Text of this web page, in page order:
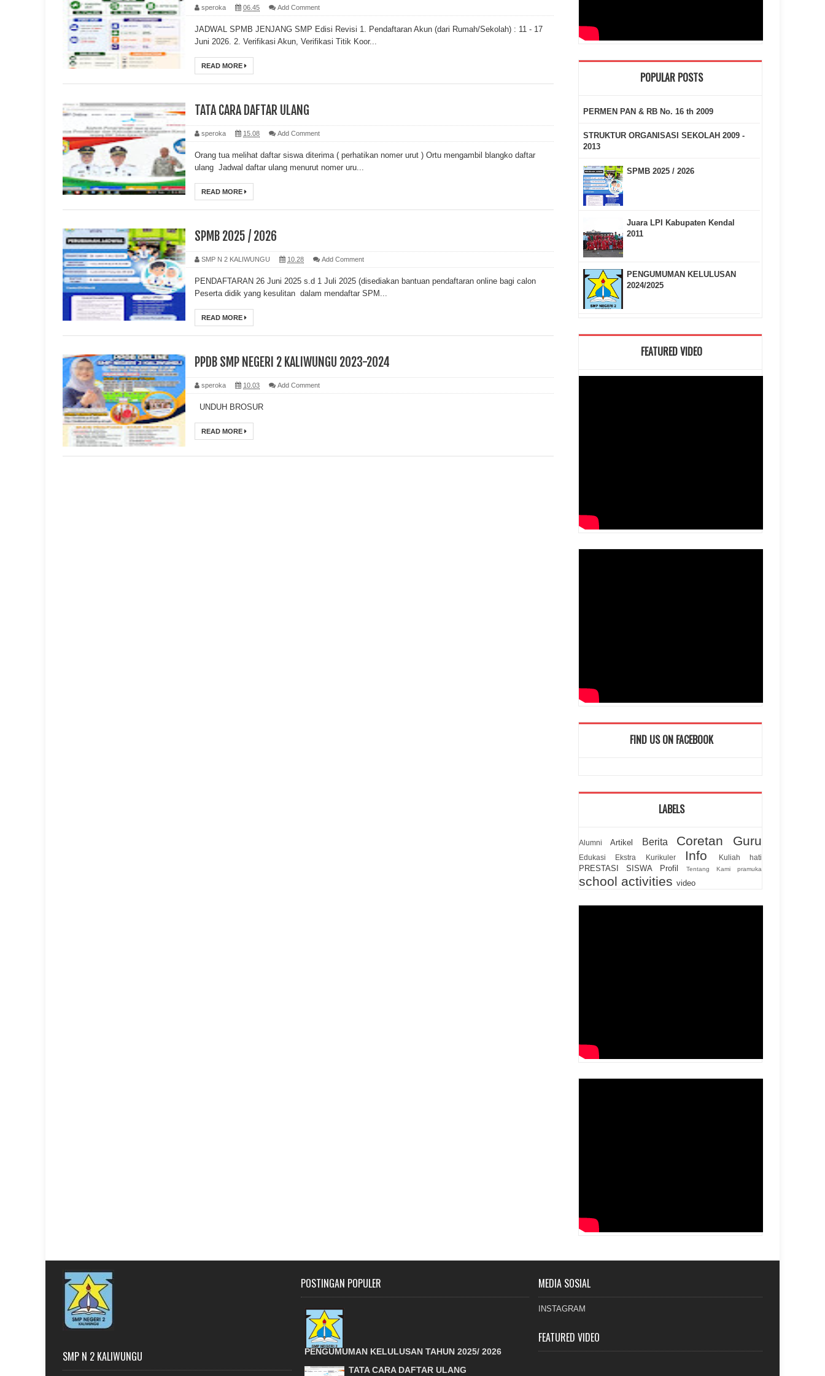
speroka 06.45 Add Comment
JADWAL SPMB JENJANG SMP Edisi Revisi 1. Pendaftaran Akun (dari Rumah/Sekolah) : 11 - 17
Juni 2026. 2. Verifikasi Akun, Verifikasi Titik Koor...
READ MORE
TATA CARA DAFTAR ULANG
speroka 15.08 Add Comment
Orang tua melihat daftar siswa diterima ( perhatikan nomer urut ) Ortu mengambil blangko daftar
ulang Jadwal daftar ulang menurut nomer uru...
READ MORE
SPMB 2025 / 2026
SMP N 2 KALIWUNGU 10.28 Add Comment
PENDAFTARAN 26 Juni 2025 s.d 1 Juli 2025 (disediakan bantuan pendaftaran online bagi calon
Peserta didik yang kesulitan dalam mendaftar SPM...
READ MORE
PPDB SMP NEGERI 2 KALIWUNGU 2023-2024
speroka 10.03 Add Comment
UNDUH BROSUR
READ MORE
POPULAR POSTS
PERMEN PAN & RB No. 16 th 2009
STRUKTUR ORGANISASI SEKOLAH 2009 -
2013
SPMB 2025 / 2026
Juara LPI Kabupaten Kendal
2011
PENGUMUMAN KELULUSAN
2024/2025
FEATURED VIDEO
FIND US ON FACEBOOK
LABELS
Alumni Artikel Berita Coretan Guru
Edukasi Ekstra Kurikuler Info Kuliah hati
PRESTASI SISWA Profil Tentang Kami pramuka
school activities video
SMP N 2 KALIWUNGU
POSTINGAN POPULER
PENGUMUMAN KELULUSAN TAHUN 2025/ 2026
TATA CARA DAFTAR ULANG
MEDIA SOSIAL
INSTAGRAM
FEATURED VIDEO